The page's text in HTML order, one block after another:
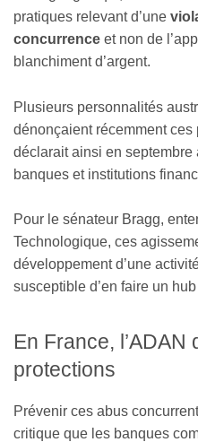
pratiques relevant d’une
concurrence et non de
blanchiment d’argent.
Plusieurs personnalités
dénonçaient récemment
déclarait ainsi en septembre
banques et institutions
Pour le sénateur Bragg,
Technologique, ces
développement d’une
susceptible d’en faire un
En France, l’ADAN
protections
Prévenir ces abus
critique que les banques